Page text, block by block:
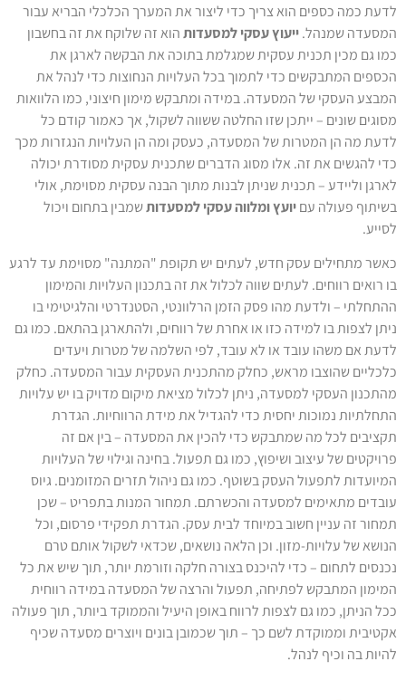
לדעת כמה כספים הוא צריך כדי ליצור את המערך הכלכלי הבריא עבור
המסעדה שמנהל.ייעוץ עסקי למסעדותהוא זה שלוקח את זה בחשבון
כמו גם מכין תכנית עסקית שמגלמת בתוכה את הבקשה לארגן את
הכספים המתבקשים כדי לתמוך בכל העלויות הנחוצות כדי לנהל את
המבצע העסקי של המסעדה. במידה ומתבקש מימון חיצוני, כמו הלוואות
מסוגים שונים – ייתכן שזו החלטה ששווה לשקול, אך כאמור קודם כל
לדעת מה הן המטרות של המסעדה, כעסק ומה הן העלויות הנגזרות מכך
כדי להגשים את זה. אלו מסוג הדברים שתכנית עסקית מסודרת יכולה
לארגן וליידע – תכנית שניתן לבנות מתוך הבנה עסקית מסוימת, אולי
בשיתוף פעולה עםיועץ ומלווה עסקי למסעדותשמבין בתחום ויכול
לסייע.
כאשר מתחילים עסק חדש, לעתים יש תקופת "המתנה" מסוימת עד לרגע
בו רואים רווחים. לעתים שווה לכלול את זה בתכנון העלויות והמימון
ההתחלתי – ולדעת מהו פסק הזמן הרלוונטי, הסטנדרטי והלגיטימי בו
ניתן לצפות בו למידה כזו או אחרת של רווחים, ולהתארגן בהתאם. כמו גם
לדעת אם משהו עובד או לא עובד, לפי השלמה של מטרות ויעדים
כלכליים שהוצבו מראש, כחלק מהתכנית העסקית עבור המסעדה. כחלק
מהתכנון העסקי למסעדה, ניתן לכלול מציאת מיקום מדויק בו יש עלויות
התחלתיות נמוכות יחסית כדי להגדיל את מידת הרווחיות. הגדרת
תקציבים לכל מה שמתבקש כדי להכין את המסעדה – בין אם זה
פרויקטים של עיצוב ושיפוץ, כמו גם תפעול. בחינה וגילוי של העלויות
המיועדות לתפעול העסק בשוטף. כמו גם ניהול תזרים המזומנים. גיוס
עובדים מתאימים למסעדה והכשרתם. תמחור המנות בתפריט – שכן
תמחור זה עניין חשוב במיוחד לבית עסק. הגדרת תפקידי פרסום, וכל
הנושא של עלויות-מזון. וכן הלאה נושאים, שכדאי לשקול אותם טרם
נכנסים לתחום – כדי להיכנס בצורה חלקה וזורמת יותר, תוך שיש את כל
המימון המתבקש לפתיחה, תפעול והרצה של המסעדה במידה רווחית
ככל הניתן, כמו גם לצפות לרווח באופן היעיל והממוקד ביותר, תוך פעולה
אקטיבית וממוקדת לשם כך – תוך שכמובן בונים ויוצרים מסעדה שכיף
להיות בה וכיף לנהל.